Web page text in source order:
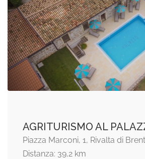
AGRITURISMO AL
Piazza Marconi, 1, Rivalta di
Distanza: 39,2 km